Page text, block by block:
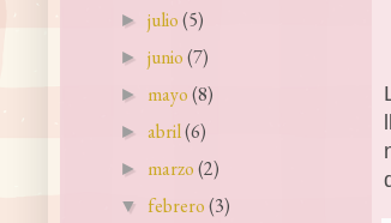
►julio(5)
►junio(7)
► mayo(8)
►abril(6)
► marzo(2)
▼ febrero(3)